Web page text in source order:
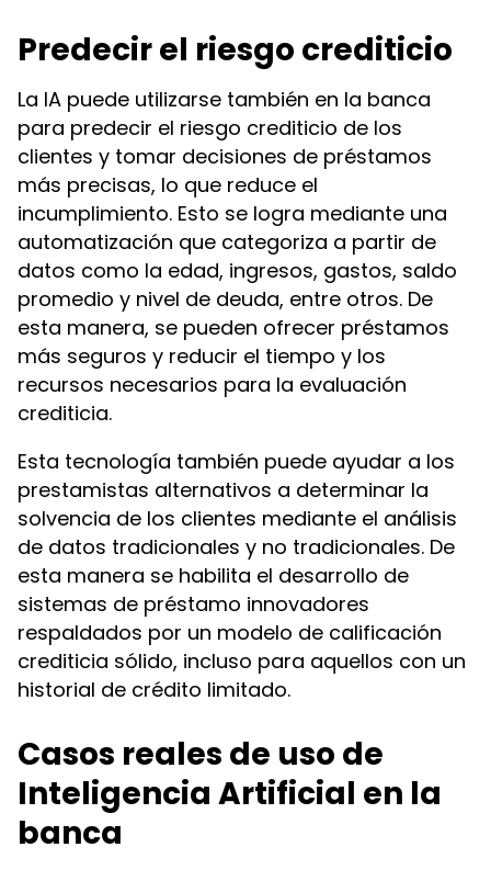
Predecir el riesgo crediticio
La IA puede utilizarse también en la banca
para predecir el riesgo crediticio de los
clientes y tomar decisiones de préstamos
más precisas, lo que reduce el
incumplimiento. Esto se logra mediante una
automatización que categoriza a partir de
datos como la edad, ingresos, gastos, saldo
promedio y nivel de deuda, entre otros. De
esta manera, se pueden ofrecer préstamos
más seguros y reducir el tiempo y los
recursos necesarios para la evaluación
crediticia.
Esta tecnología también puede ayudar a los
prestamistas alternativos a determinar la
solvencia de los clientes mediante el análisis
de datos tradicionales y no tradicionales. De
esta manera se habilita el desarrollo de
sistemas de préstamo innovadores
respaldados por un modelo de calificación
crediticia sólido, incluso para aquellos con un
historial de crédito limitado.
Casos reales de uso de
Inteligencia Artificial en la
banca